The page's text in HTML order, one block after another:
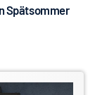
Spätsommer